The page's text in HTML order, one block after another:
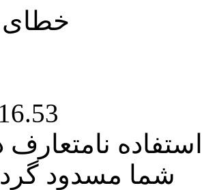
خطای
شما مسدود